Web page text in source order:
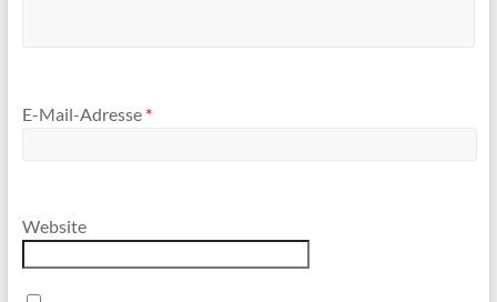
E-Mail-Adresse *
Website